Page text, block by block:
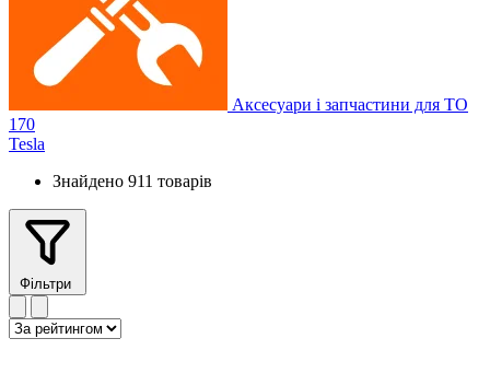
Аксесуари і запчастини для ТО
170
Tesla
Знайдено 911 товарів
Фільтри